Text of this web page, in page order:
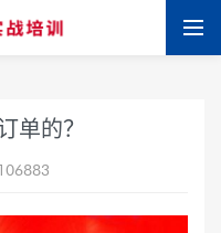
单的？